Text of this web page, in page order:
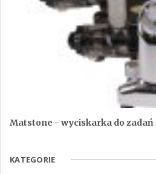
Matstone - wyciskarka do zadań
KATEGORIE